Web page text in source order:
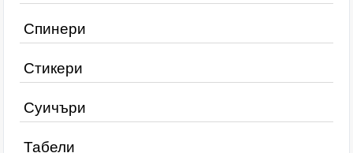
Спинери
Стикери
Суичъри
Табели